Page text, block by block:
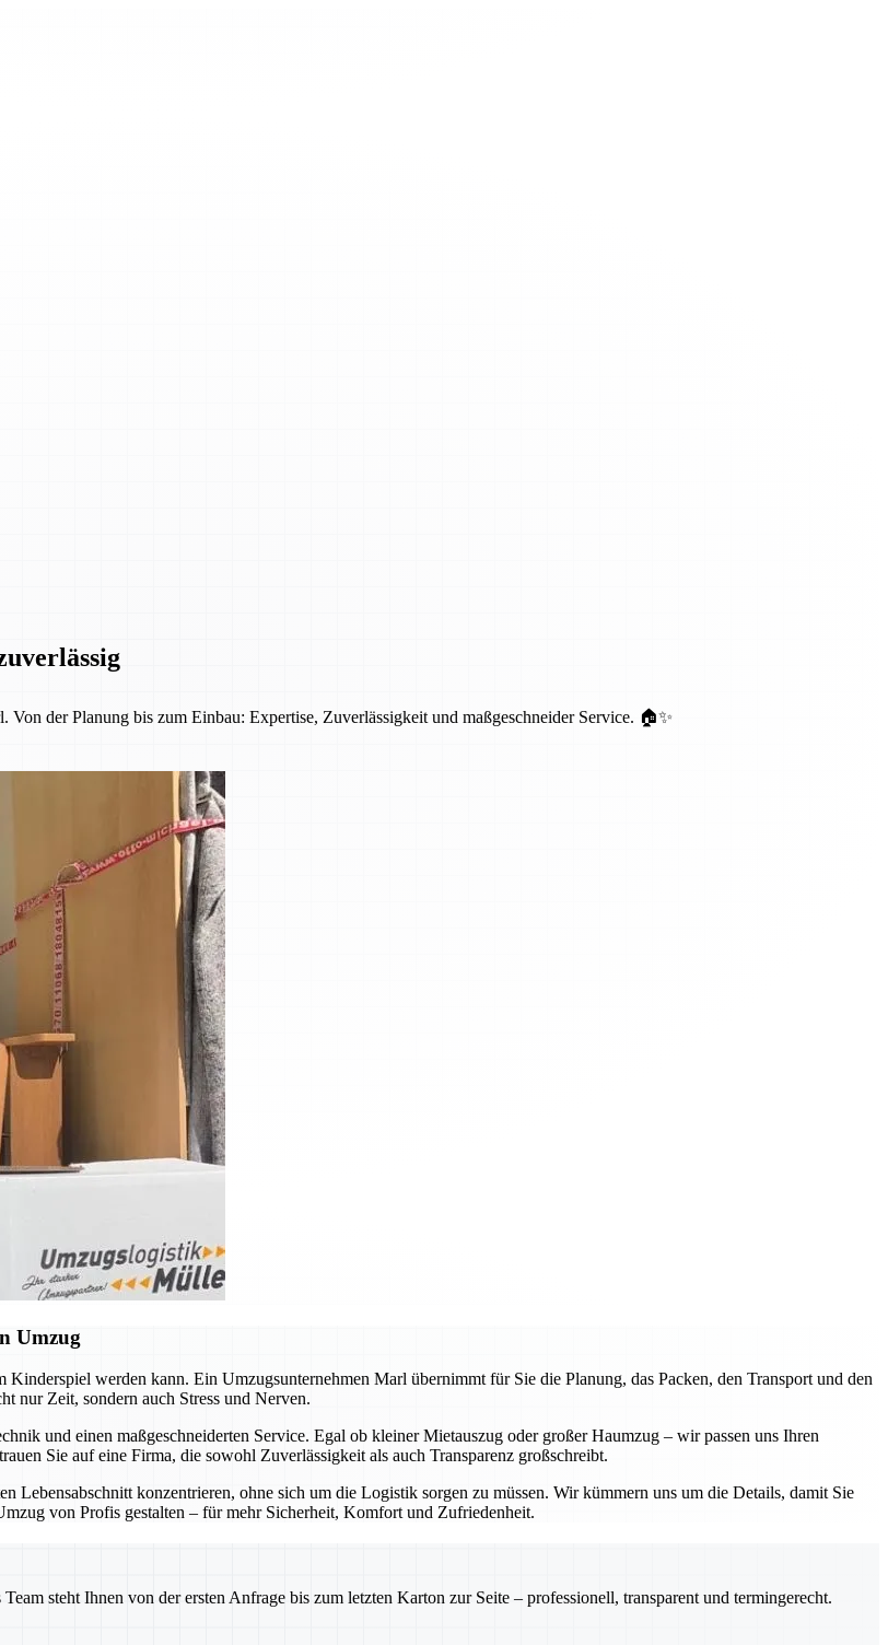
der Planung bis zum Einbau: Expertise, Zuverlässigkeit und maßgeschneider Service. 🏠✨
Umzug
werden kann. Ein Umzugsunternehmen Marl übernimmt für Sie die Planung, das Packen, den Transport und den
nur Zeit, sondern auch Stress und Nerven.
und einen maßgeschneiderten Service. Egal ob kleiner Mietauszug oder großer Haumzug – wir passen uns Ihren
Sie auf eine Firma, die sowohl Zuverlässigkeit als auch Transparenz großschreibt.
Lebensabschnitt konzentrieren, ohne sich um die Logistik sorgen zu müssen. Wir kümmern uns um die Details, damit Sie
von Profis gestalten – für mehr Sicherheit, Komfort und Zufriedenheit.
steht Ihnen von der ersten Anfrage bis zum letzten Karton zur Seite – professionell, transparent und termingerecht.